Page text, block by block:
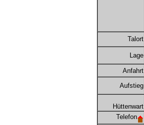
Talort
Lage
Anfahrt
Aufstieg
Hüttenwart
Telefon